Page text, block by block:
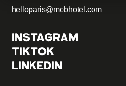
helloparis@mobhotel.com
INSTAGRAM
TIKTOK
LINKEDIN